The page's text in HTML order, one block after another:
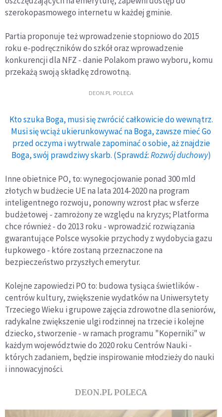
szerokopasmowego internetu w każdej gminie.
Partia proponuje też wprowadzenie stopniowo do 2015
roku e-podręczników do szkół oraz wprowadzenie
konkurencji dla NFZ - danie Polakom prawo wyboru, komu
przekażą swoją składkę zdrowotną.
DEON.PL POLECA
Kto szuka Boga, musi się zwrócić całkowicie do wewnątrz.
Musi się wciąż ukierunkowywać na Boga, zawsze mieć Go
przed oczyma i wytrwale zapominać o sobie, aż znajdzie
Boga, swój prawdziwy skarb. (Sprawdź:Rozwój duchowy)
Inne obietnice PO, to: wynegocjowanie ponad 300 mld
złotych w budżecie UE na lata 2014-2020 na program
inteligentnego rozwoju, ponowny wzrost płac w sferze
budżetowej - zamrożony ze względu na kryzys; Platforma
chce również - do 2013 roku - wprowadzić rozwiązania
gwarantujące Polsce wysokie przychody z wydobycia gazu
łupkowego - które zostaną przeznaczone na
bezpieczeństwo przyszłych emerytur.
Kolejne zapowiedzi PO to: budowa tysiąca świetlików -
centrów kultury, zwiększenie wydatków na Uniwersytety
Trzeciego Wieku i grupowe zajęcia zdrowotne dla seniorów,
radykalne zwiększenie ulgi rodzinnej na trzecie i kolejne
dziecko, stworzenie - w ramach programu "Koperniki" w
każdym województwie do 2020 roku Centrów Nauki -
których zadaniem, będzie inspirowanie młodzieży do nauki
i innowacyjności.
DEON.PL POLECA